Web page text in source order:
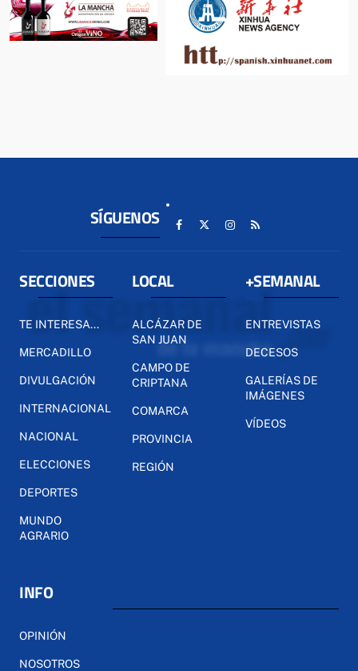
SÍGUENOS
SECCIONES
TE INTERESA...
MERCADILLO
DIVULGACIÓN
INTERNACIONAL
NACIONAL
ELECCIONES
DEPORTES
MUNDO
AGRARIO
LOCAL
ALCÁZAR DE
SAN JUAN
CAMPO DE
CRIPTANA
COMARCA
PROVINCIA
REGIÓN
+SEMANAL
ENTREVISTAS
DECESOS
GALERÍAS DE
IMÁGENES
VÍDEOS
INFO
OPINIÓN
NOSOTROS